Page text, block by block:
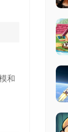
和